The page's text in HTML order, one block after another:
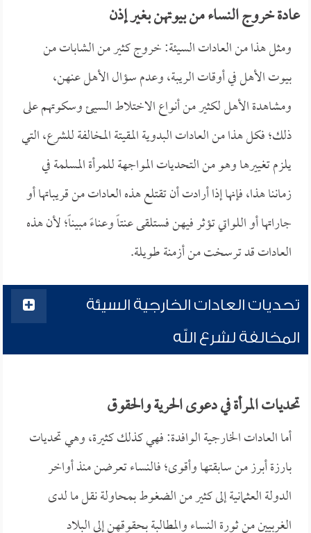
عادة خروج النساء من بيوتهن بغير إذن
ومثل هذا من العادات السيئة: خروج كثير من الشابات من
بيوت الأهل في أوقات الريبة، وعدم سؤال الأهل عنهن،
ومشاهدة الأهل لكثير من أنواع الاختلاط السيئ وسكوتهم على
ذلك؛ فكل هذا من العادات البدوية المقيتة المخالفة للشرع، التي
يلزم تغييرها وهو من التحديات المواجهة للمرأة المسلمة في
زماننا هذا، فإنها إذا أرادت أن تقتلع هذه العادات من قريباتها أو
جاراتها أو اللواتي تؤثر فيهن فستلقى عنتاً وعناءً مبيناً؛ لأن هذه
العادات قد ترسخت من أزمنة طويلة.
تحديات العادات الخارجية السيئة
المخالفة لشرع الله
تحديات المرأة في دعوى الحرية والحقوق
أما العادات الخارجية الوافدة: فهي كذلك كثيرة، وهي تحديات
بارزة أبرز من سابقتها وأقوى؛ فالنساء تعرضن منذ أواخر
الدولة العثمانية إلى كثير من الضغوط بمحاولة نقل ما لدى
الغربيين من ثورة النساء والمطالبة بحقوقهن إلى البلاد